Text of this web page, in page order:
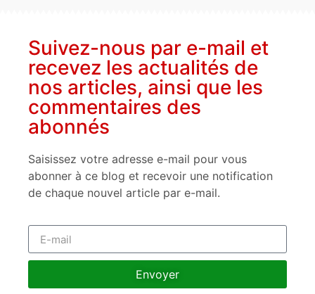
Suivez-nous par e-mail et
recevez les actualités de
nos articles, ainsi que les
commentaires des
abonnés
Saisissez votre adresse e-mail pour vous
abonner à ce blog et recevoir une notification
de chaque nouvel article par e-mail.
Envoyer